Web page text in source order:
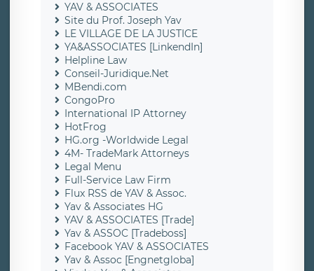
YAV & ASSOCIATES
Site du Prof. Joseph Yav
LE VILLAGE DE LA JUSTICE
YA&ASSOCIATES [LinkendIn]
Helpline Law
Conseil-Juridique.Net
MBendi.com
CongoPro
International IP Attorney
HotFrog
HG.org -Worldwide Legal
4M- TradeMark Attorneys
Legal Menu
Full-Service Law Firm
Flux RSS de YAV & Assoc.
Yav & Associates HG
YAV & ASSOCIATES [Trade]
Yav & ASSOC [Tradeboss]
Facebook YAV & ASSOCIATES
Yav & Assoc [Engnetgloba]